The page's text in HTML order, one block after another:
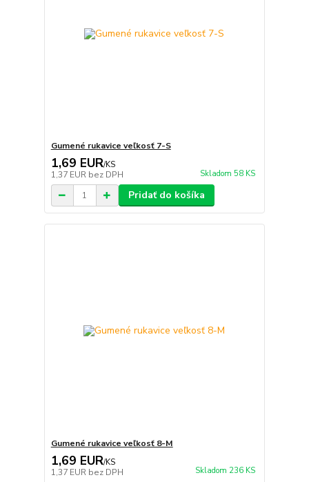
Gumené rukavice veľkosť 7-S
1,69 EUR/KS
1,37 EUR bez DPH Skladom 58 KS
Pridať do košíka
Gumené rukavice veľkosť 8-M
1,69 EUR/KS
1,37 EUR bez DPH Skladom 236 KS